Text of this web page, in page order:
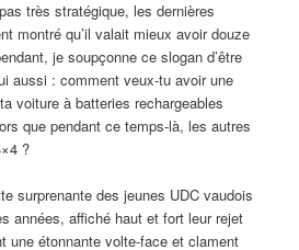
très stratégique, les dernières
montré qu’il valait mieux avoir douze
je soupçonne ce slogan d’être
aussi : comment veux-tu avoir une
voiture à batteries rechargeables
que pendant ce temps-là, les autres
?
surprenante des jeunes UDC vaudois
années, affiché haut et fort leur rejet
une étonnante volte-face et clament